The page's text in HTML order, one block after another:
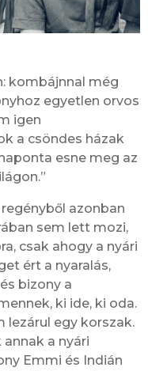
kombájnnal még
egyetlen orvos
igen
a csöndes házak
esne meg az
azonban
sem lett mozi,
csak ahogy a nyári
ért a nyaralás,
bizony a
ki ide, ki oda.
lezárul egy korszak.
a nyári
Emmi és Indián